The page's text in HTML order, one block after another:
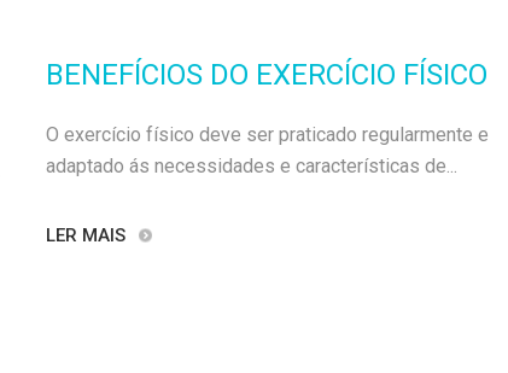
BENEFÍCIOS DO EXERCÍCIO FÍSICO
O exercício físico deve ser praticado regularmente e
adaptado ás necessidades e características de...
LER MAIS